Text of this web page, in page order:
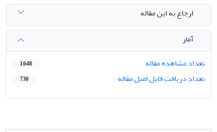
ارجاع به این مقاله
آمار
تعداد مشاهده مقاله
1,648
تعداد دریافت فایل اصل مقاله 730